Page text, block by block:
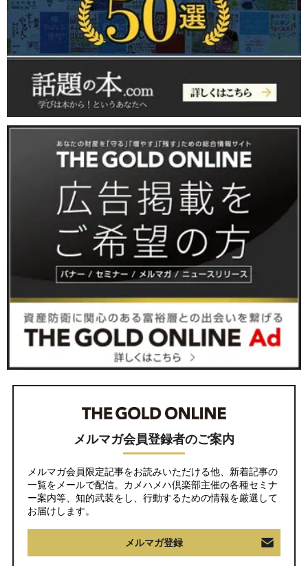
メルマガ会員登録者のご案内
メルマガ会員限定記事をお読みいただける他、新着記事の
一覧をメールで配信。カメハメハ倶楽部主催の各種セミナ
ー案内等、知的武装をし、行動するための情報を厳選して
お届けします。
メルマガ登録